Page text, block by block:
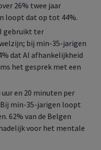
26% twee jaar
loopt dat op tot 44%.
gebruikt ter
bij min-35-jarigen
dat AI afhankelijkheid
het gesprek met een
en 20 minuten per
min-35-jarigen loopt
62% van de Belgen
voor het mentale